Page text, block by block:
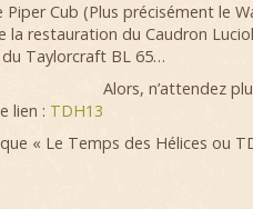
Cub (Plus précisément le
la restauration du Caudron
Taylorcraft BL 65…
Alors, n’attendez
lien : TDH13
« Le Temps des Hélices ou